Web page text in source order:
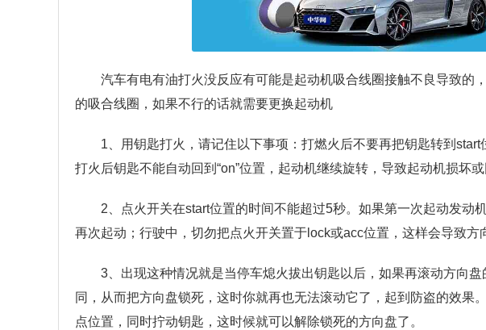
汽车有电有油打火没反应有可能是起动机吸合线圈接触不良导致的
的吸合线圈，如果不行的话就需要更换起动机
1、用钥匙打火，请记住以下事项：打燃火后不要再把钥匙转到
打火后钥匙不能自动回到“on”位置，起动机继续旋转，导致起动机损坏
2、点火开关在start位置的时间不能超过5秒。如果第一次起动发动
再次起动；行驶中，切勿把点火开关置于lock或acc位置，这样会导致方
3、出现这种情况就是当停车熄火拔出钥匙以后，如果再滚动方向
同，从而把方向盘锁死，这时你就再也无法滚动它了，起到防盗的效果
点位置，同时拧动钥匙，这时候就可以解除锁死的方向盘了。